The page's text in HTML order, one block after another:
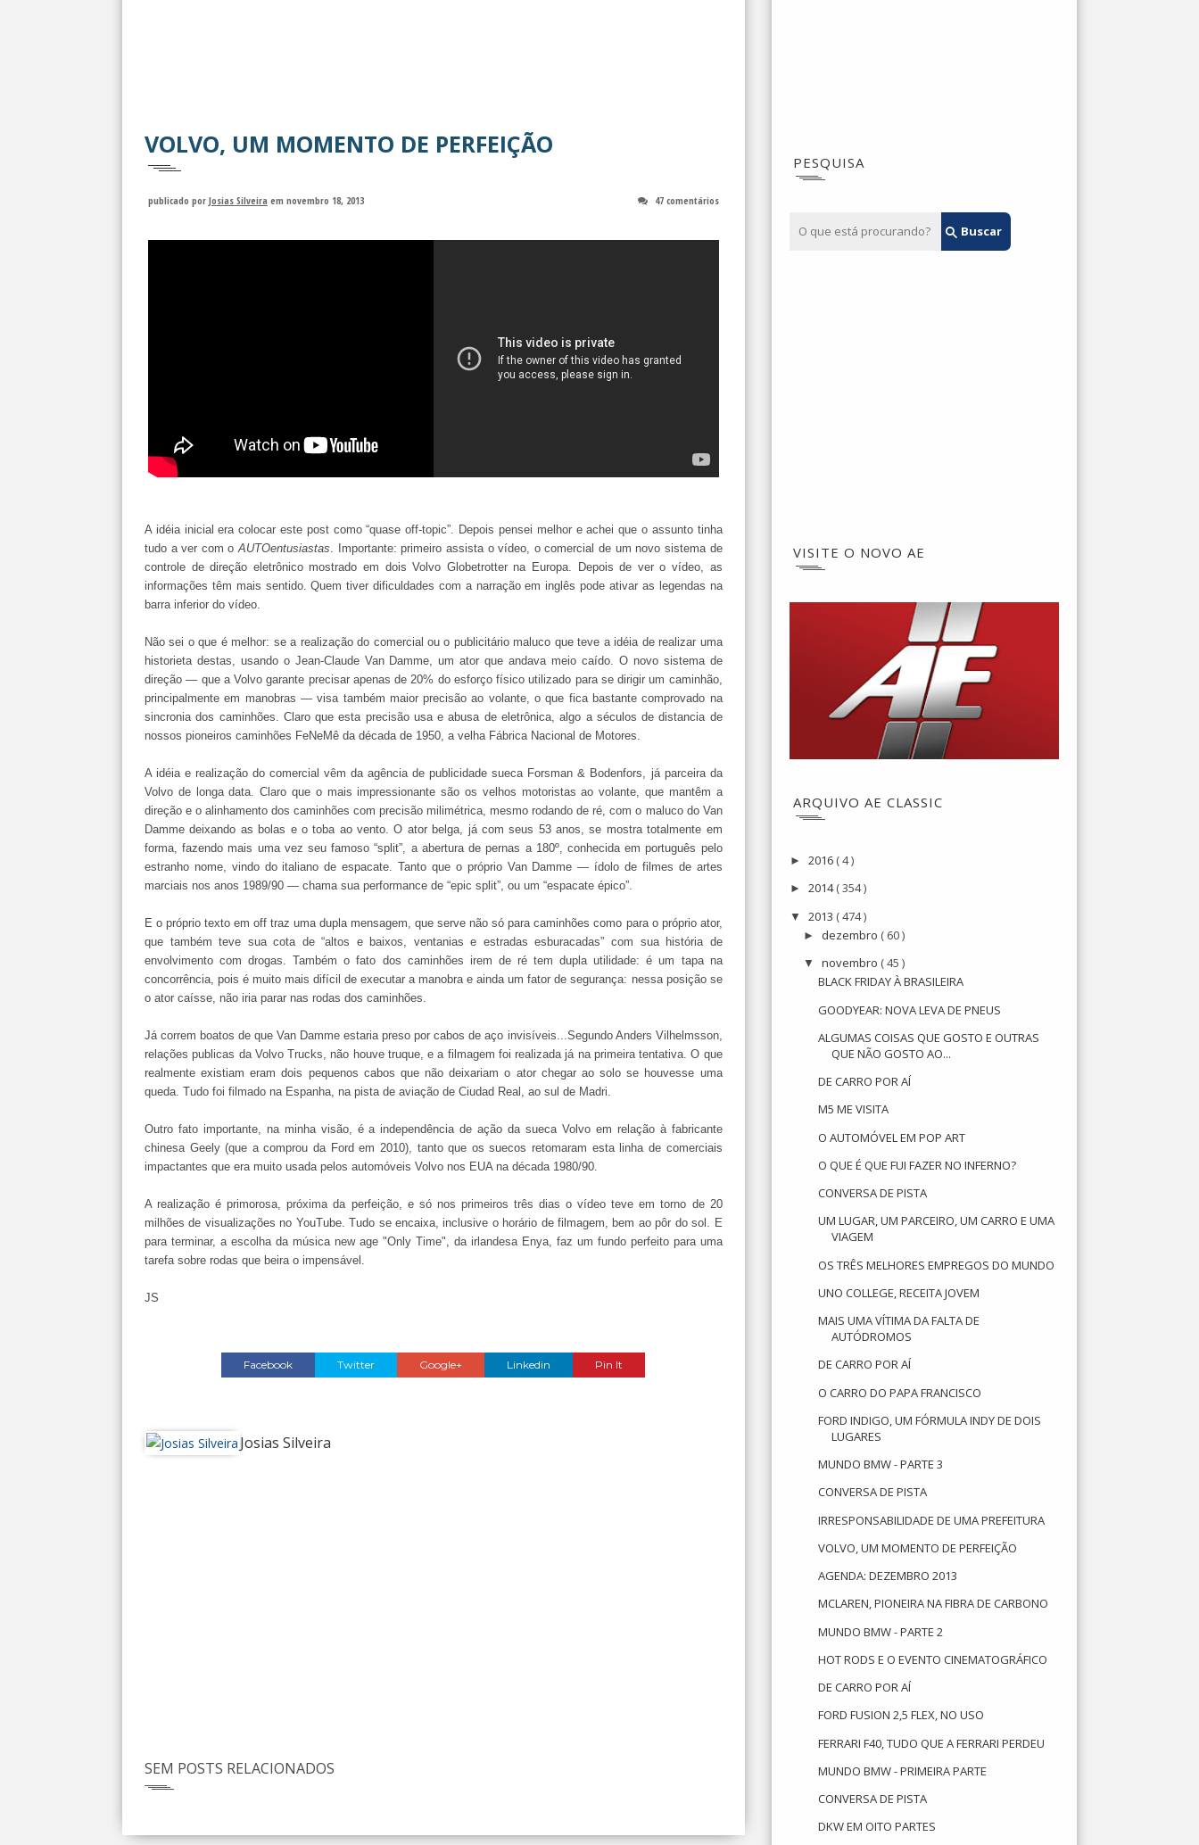
VOLVO, UM MOMENTO DE PERFEIÇÃO
publicado por Josias Silveira em novembro 18, 2013 47 comentários
A idéia inicial era colocar este post como “quase off-topic”. Depois pensei melhor e achei que o assunto tinha
tudo a ver com oAUTOentusiastas. Importante: primeiro assista o vídeo, o comercial de um novo sistema de
controle de direção eletrônico mostrado em dois Volvo Globetrotter na Europa. Depois de ver o vídeo, as
informações têm mais sentido. Quem tiver dificuldades com a narração em inglês pode ativar as legendas na
barra inferior do vídeo.
Não sei o que é melhor: se a realização do comercial ou o publicitário maluco que teve a idéia de realizar uma
historieta destas, usando o Jean-Claude Van Damme, um ator que andava meio caído. O novo sistema de
direção — que a Volvo garante precisar apenas de 20% do esforço físico utilizado para se dirigir um caminhão,
principalmente em manobras — visa também maior precisão ao volante, o que fica bastante comprovado na
sincronia dos caminhões. Claro que esta precisão usa e abusa de eletrônica, algo a séculos de distancia de
nossos pioneiros caminhões FeNeMê da década de 1950, avelha Fábrica Nacional de Motores.
A idéia e realização do comercial vêm da agência de publicidade sueca Forsman & Bodenfors, já parceira da
Volvo de longa data. Claro que o mais impressionante são os velhos motoristas ao volante, que mantêm a
direção e o alinhamento dos caminhões com precisão milimétrica, mesmo rodando de ré, com o maluco do Van
Damme deixando as bolas e o toba ao vento. O ator belga, já com seus 53 anos, se mostra totalmente em
forma, fazendo mais uma vez seu famoso “split”, a abertura de pernas a 180º, conhecida em português pelo
estranho nome, vindo do italiano de espacate. Tanto que o próprio Van Damme — ídolo de filmes de artes
marciais nos anos 1989/90 — chama sua performance de “epic split”, ou um “espacate épico”.
E o próprio texto em off traz uma dupla mensagem, que serve não só para caminhões como para o próprio ator,
que também teve sua cota de “altos e baixos, ventanias e estradas esburacadas” com sua história de
envolvimento com drogas. Também o fato dos caminhões irem de ré tem dupla utilidade: é um tapa na
concorrência, pois é muito mais difícil de executar a manobra e ainda um fator de segurança: nessa posição se
o ator caísse, não iria parar nas rodas dos caminhões.
Já correm boatos de que Van Damme estaria preso por cabos de aço invisíveis...Segundo Anders Vilhelmsson,
relações publicas da Volvo Trucks, não houve truque, e a filmagem foi realizada já na primeira tentativa. O que
realmente existiam eram dois pequenos cabos que não deixariam o ator chegar ao solo se houvesse uma
queda. Tudo foi filmado na Espanha, na pista de aviação de Ciudad Real, ao sul de Madri.
Outro fato importante, na minha visão, é a independência de ação da sueca Volvo em relação à fabricante
chinesa Geely (que a comprou da Ford em 2010), tanto que os suecos retomaram esta linha de comerciais
impactantes que era muito usada pelos automóveis Volvo nos EUA na década 1980/90.
A realização é primorosa, próxima da perfeição, e só nos primeiros três dias o vídeo teve em torno de 20
milhões de visualizações no YouTube. Tudo se encaixa, inclusive o horário de filmagem, bem ao pôr do sol. E
para terminar, a escolha da música new age "Only Time", da irlandesa Enya, faz um fundo perfeito para uma
tarefa sobre rodas que beira o impensável.
JS
Facebook Twitter Google+ Linkedin Pin It
Josias Silveira
SEM POSTS RELACIONADOS
PESQUISA
VISITE O NOVO AE
ARQUIVO AE CLASSIC
► 2016 ( 4 )
► 2014( 354 )
▼ 2013 ( 474 )
► dezembro ( 60 )
▼novembro ( 45 )
BLACK FRIDAY À BRASILEIRA
GOODYEAR: NOVA LEVA DE PNEUS
ALGUMAS COISAS QUE GOSTO E OUTRAS
QUE NÃO GOSTO AO...
DE CARRO POR AÍ
M5 ME VISITA
O AUTOMÓVEL EM POP ART
O QUE É QUE FUI FAZER NO INFERNO?
CONVERSA DE PISTA
UM LUGAR, UM PARCEIRO, UM CARRO E UMA
VIAGEM
OS TRÊS MELHORES EMPREGOS DO MUNDO
UNO COLLEGE, RECEITA JOVEM
MAIS UMA VÍTIMA DA FALTA DE
AUTÓDROMOS
DE CARRO POR AÍ
O CARRO DO PAPA FRANCISCO
FORD INDIGO, UM FÓRMULA INDY DE DOIS
LUGARES
MUNDO BMW - PARTE 3
CONVERSA DE PISTA
IRRESPONSABILIDADE DE UMA PREFEITURA
VOLVO, UM MOMENTO DE PERFEIÇÃO
AGENDA: DEZEMBRO 2013
MCLAREN, PIONEIRA NA FIBRA DE CARBONO
MUNDO BMW - PARTE 2
HOT RODS E O EVENTO CINEMATOGRÁFICO
DE CARRO POR AÍ
FORD FUSION 2,5 FLEX, NO USO
FERRARI F40, TUDO QUE A FERRARI PERDEU
MUNDO BMW - PRIMEIRA PARTE
CONVERSA DE PISTA
DKW EM OITO PARTES